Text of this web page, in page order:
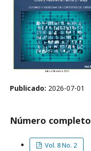
Publicado: 2026-07-01
Número completo
Vol. 8 No. 2